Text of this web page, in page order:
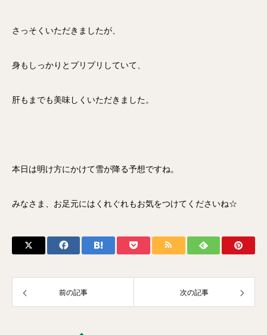
さっそくいただきましたが、
身もしっかりとプリプリしていて、
肝もまでも美味しくいただきました。
本日は明け方にかけて雪が降る予想ですね。
みなさま、お足元にはくれぐれもお気をつけてくださいね☆
前の記事 次の記事